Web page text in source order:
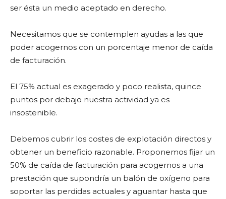
ser ésta un medio aceptado en derecho.
Necesitamos que se contemplen ayudas a las que
poder acogernos con un porcentaje menor de caída
de facturación.
El 75% actual es exagerado y poco realista, quince
puntos por debajo nuestra actividad ya es
insostenible.
Debemos cubrir los costes de explotación directos y
obtener un beneficio razonable. Proponemos fijar un
50% de caída de facturación para acogernos a una
prestación que supondría un balón de oxígeno para
soportar las perdidas actuales y aguantar hasta que